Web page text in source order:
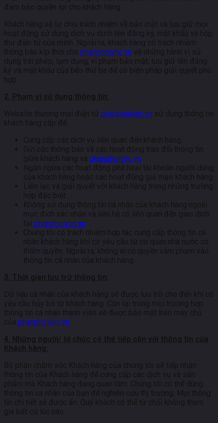
đảm bảo quyền lợi cho khách hàng.
Khách hàng sẽ tự chịu trách nhiệm về bảo mật và lưu giữ mọi
hoạt động sử dụng dịch vụ dưới tên đăng ký, mật khẩu và hộp
thư điện tử của mình. Ngoài ra, khách hàng có trách nhiệm
thông báo kịp thời cho phanphoivhc.vn về những hành vi sử
dụng trái phép, lạm dụng, vi phạm bảo mật, lưu giữ tên đăng
ký và mật khẩu của bên thứ ba để có biện pháp giải quyết phù
hợp.
2. Phạm vi sử dụng thông tin:
Website thương mại điện tử phanphoivhc.vn sử dụng thông tin
khách hàng cấp để:
Cung cấp các dịch vụ liên quan đến khách hàng.
Gửi các thông báo về các hoạt động trao đổi thông tin
giữa khách hàng và phanphoivhc.vn
Ngăn ngừa các hoạt động phá hoại tài khoản người dùng
của khách hàng hoặc các hoạt động giả mạo khách hàng.
Liên lạc và giải quyết với khách hàng trong những trường
hợp đặc biệt.
Không sử dụng thông tin cá nhân của khách hàng ngoài
mục đích xác nhận và liên hệ có liên quan đến giao dịch
tại phanphoivhc.vn
Chúng tôi có trách nhiệm hợp tác cung cấp thông tin cá
nhân khách hàng khi có yêu cầu từ cơ quan nhà nước có
thẩm quyền. Ngoài ra, không ai có quyền xâm phạm vào
thông tin cá nhân của khách hàng.
3. Thời gian lưu trữ thông tin:
Dữ liệu cá nhân của khách hàng sẽ được lưu trữ cho đến khi có
yêu cầu hủy bỏ từ khách hàng. Còn lại trong mọi trường hợp
thông tin cá nhân thành viên sẽ được bảo mật trên máy chủ
của phanphoivhc.vn
4. Những người/ tổ chức có thể tiếp cận với thông tin của
Khách hàng:
Bộ phận chăm sóc Khách hàng của chúng tôi sẽ tiếp nhận
thông tin của Khách hàng để cung cấp các dịch vụ và sản
phẩm mà Khách hàng đang quan tâm. Chúng tôi có thể dùng
thông tin cá nhân của bạn để nghiên cứu thị trường. Mọi thông
tin chi tiết sẽ được ẩn. Quý khách có thể từ chối không tham
gia bất cứ lúc nào.